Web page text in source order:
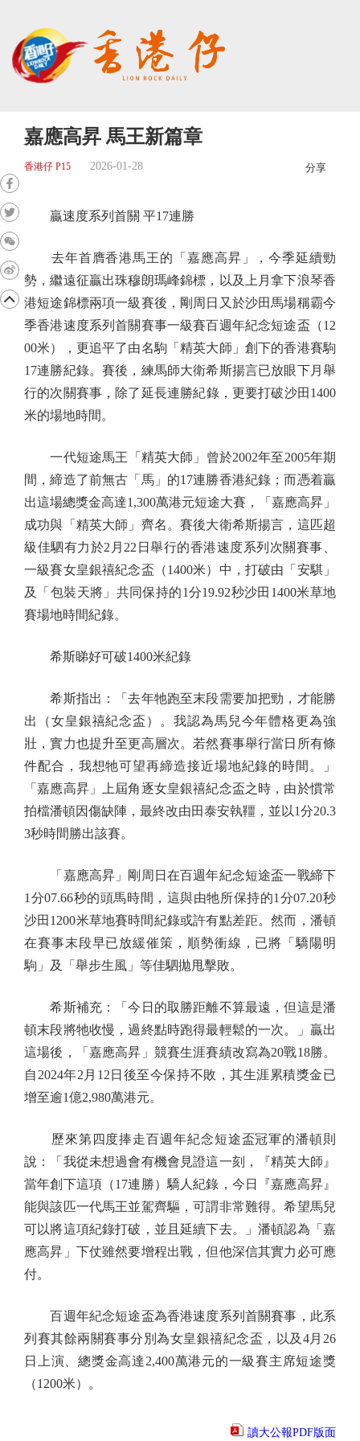
嘉應高昇 馬王新篇章
香港仔 P15 2026-01-28 分享
贏速度系列首關 平17連勝
去年首膺香港馬王的「嘉應高昇」，今季延續勁
勢，繼遠征贏出珠穆朗瑪峰錦標，以及上月拿下浪琴香
港短途錦標兩項一級賽後，剛周日又於沙田馬場稱霸今
季香港速度系列首關賽事一級賽百週年紀念短途盃（12
00米），更追平了由名駒「精英大師」創下的香港賽駒
17連勝紀錄。賽後，練馬師大衛希斯揚言已放眼下月舉
行的次關賽事，除了延長連勝紀錄，更要打破沙田1400
米的場地時間。
一代短途馬王「精英大師」曾於2002年至2005年期
間，締造了前無古「馬」的17連勝香港紀錄；而憑着贏
出這場總獎金高達1,300萬港元短途大賽，「嘉應高昇」
成功與「精英大師」齊名。賽後大衛希斯揚言，這匹超
級佳駟有力於2月22日舉行的香港速度系列次關賽事、
一級賽女皇銀禧紀念盃（1400米）中，打破由「安騏」
及「包裝天將」共同保持的1分19.92秒沙田1400米草地
賽場地時間紀錄。
希斯睇好可破1400米紀錄
希斯指出：「去年牠跑至末段需要加把勁，才能勝
出（女皇銀禧紀念盃）。我認為馬兒今年體格更為強
壯，實力也提升至更高層次。若然賽事舉行當日所有條
件配合，我想牠可望再締造接近場地紀錄的時間。」
「嘉應高昇」上屆角逐女皇銀禧紀念盃之時，由於慣常
拍檔潘頓因傷缺陣，最終改由田泰安執韁，並以1分20.3
3秒時間勝出該賽。
「嘉應高昇」剛周日在百週年紀念短途盃一戰締下
1分07.66秒的頭馬時間，這與由牠所保持的1分07.20秒
沙田1200米草地賽時間紀錄或許有點差距。然而，潘頓
在賽事末段早已放緩催策，順勢衝線，已將「驕陽明
駒」及「舉步生風」等佳駟拋甩擊敗。
希斯補充：「今日的取勝距離不算最遠，但這是潘
頓末段將牠收慢，過終點時跑得最輕鬆的一次。」贏出
這場後，「嘉應高昇」競賽生涯賽績改寫為20戰18勝。
自2024年2月12日後至今保持不敗，其生涯累積獎金已
增至逾1億2,980萬港元。
歷來第四度捧走百週年紀念短途盃冠軍的潘頓則
說：「我從未想過會有機會見證這一刻，『精英大師』
當年創下這項（17連勝）驕人紀錄，今日『嘉應高昇』
能與該匹一代馬王並駕齊驅，可謂非常難得。希望馬兒
可以將這項紀錄打破，並且延續下去。」潘頓認為「嘉
應高昇」下仗雖然要增程出戰，但他深信其實力必可應
付。
百週年紀念短途盃為香港速度系列首關賽事，此系
列賽其餘兩關賽事分別為女皇銀禧紀念盃，以及4月26
日上演、總獎金高達2,400萬港元的一級賽主席短途獎
（1200米）。
讀大公報PDF版面